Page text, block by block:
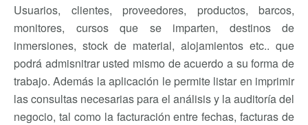
Usuarios, clientes, proveedores, productos, barcos,
monitores, cursos que se imparten, destinos de
inmersiones, stock de material, alojamientos etc.. que
podrá admisnitrar usted mismo de acuerdo a su forma de
trabajo. Además la aplicación le permite listar en imprimir
las consultas necesarias para el análisis y la auditoría del
negocio, tal como la facturación entre fechas, facturas de